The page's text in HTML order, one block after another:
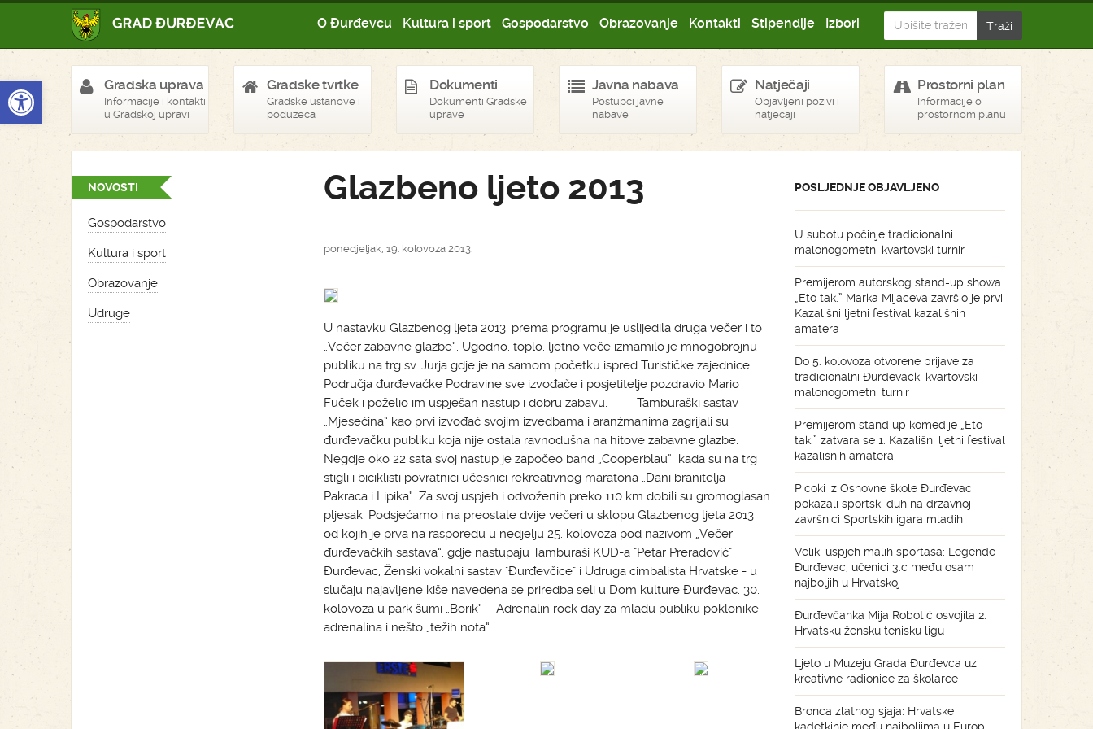
Open toolbar
O Đurđevcu Kultura i sport Gospodarstvo Obrazovanje Kontakti Stipendije Izbori
Gradska uprava
Informacije i kontakti
u Gradskoj upravi
Gradske tvrtke
Gradske ustanove i
poduzeća
Dokumenti
Dokumenti Gradske
uprave
Javna nabava
Postupci javne
nabave
Natječaji
Objavljeni pozivi i
natječaji
Prostorni plan
Informacije o
prostornom planu
NOVOSTI
Gospodarstvo
Kultura i sport
Obrazovanje
Udruge
Glazbeno ljeto 2013
ponedjeljak, 19. kolovoza 2013.
U nastavku Glazbenog ljeta 2013. prema programu je uslijedila druga večer i to
„Večer zabavne glazbe“. Ugodno, toplo, ljetno veče izmamilo je mnogobrojnu
publiku na trg sv. Jurja gdje je na samom početku ispred Turističke zajednice
Područja đurđevačke Podravine sve izvođače i posjetitelje pozdravio Mario
Fuček i poželio im uspješan nastup i dobru zabavu. Tamburaški sastav
„Mjesečina“ kao prvi izvođač svojim izvedbama i aranžmanima zagrijali su
đurđevačku publiku koja nije ostala ravnodušna na hitove zabavne glazbe.
Negdje oko 22 sata svoj nastup je započeo band „Cooperblau“ kada su na trg
stigli i biciklisti povratnici učesnici rekreativnog maratona „Dani branitelja
Pakraca i Lipika“. Za svoj uspjeh i odvoženih preko 110 km dobili su gromoglasan
pljesak. Podsjećamo i na preostale dvije večeri u sklopu Glazbenog ljeta 2013
od kojih je prva na rasporedu u nedjelju 25. kolovoza pod nazivom „Večer
đurđevačkih sastava“, gdje nastupaju Tamburaši KUD-a "Petar Preradović"
Đurđevac, Ženski vokalni sastav "Đurđevčice" i Udruga cimbalista Hrvatske - u
slučaju najavljene kiše navedena se priredba seli u Dom kulture Đurđevac. 30.
kolovoza u park šumi „Borik“ – Adrenalin rock day za mlađu publiku poklonike
adrenalina i nešto „težih nota“.
POSLJEDNJE OBJAVLJENO
U subotu počinje tradicionalni
malonogometni kvartovski turnir
Premijerom autorskog stand-up showa
„Eto tak.” Marka Mijaceva završio je prvi
Kazališni ljetni festival kazališnih
amatera
Do 5. kolovoza otvorene prijave za
tradicionalni Đurđevački kvartovski
malonogometni turnir
Premijerom stand up komedije „Eto
tak.” zatvara se 1. Kazališni ljetni festival
kazališnih amatera
Picoki iz Osnovne škole Đurđevac
pokazali sportski duh na državnoj
završnici Sportskih igara mladih
Veliki uspjeh malih sportaša: Legende
Đurđevac, učenici 3.c među osam
najboljih u Hrvatskoj
Đurđevčanka Mija Robotić osvojila 2.
Hrvatsku žensku tenisku ligu
Ljeto u Muzeju Grada Đurđevca uz
kreativne radionice za školarce
Bronca zlatnog sjaja: Hrvatske